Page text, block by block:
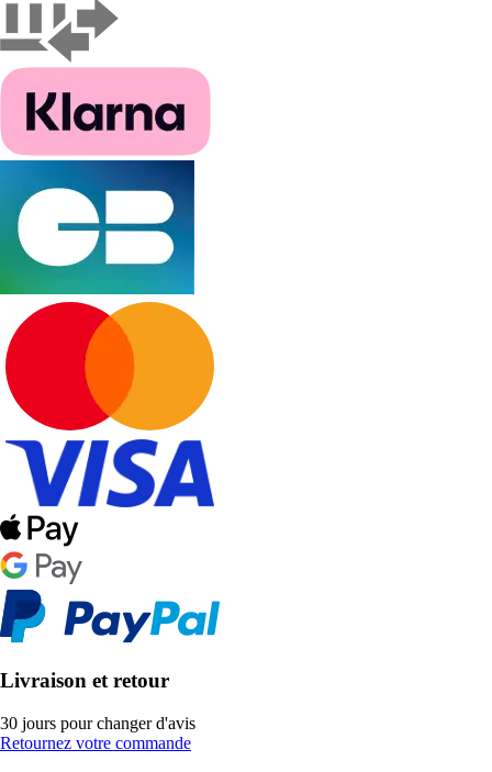
Livraison et retour
30 jours pour changer d'avis
Retournez votre commande